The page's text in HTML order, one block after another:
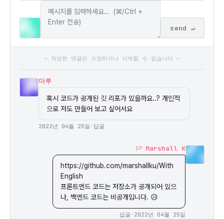
send ↵
— 작성한 댓글은 수정하거나 삭제할 수 없습니다 —
마루
혹시 코드가 공개된 깃 리포가 있을까요..? 개인적
으로 저도 만들어 보고 싶어서요
2022년 04월 25일 · 답글
Marshall K
OP
https://github.com/marshallku/With
English
프론트엔드 코드는 저장소가 공개되어 있으
나, 백엔드 코드는 비공개입니다. 😥
2022년 04월 25일
·
답글